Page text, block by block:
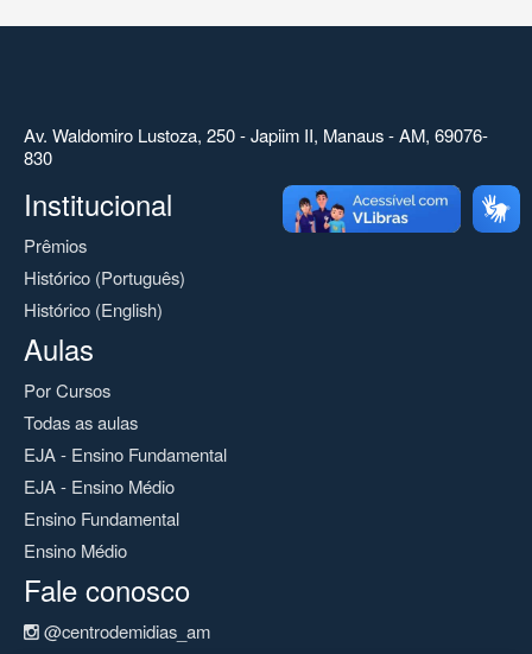
Av. Waldomiro Lustoza, 250 - Japiim II, Manaus - AM, 69076-
830
Institucional
Prêmios
Histórico (Português)
Histórico (English)
Aulas
Por Cursos
Todas as aulas
EJA - Ensino Fundamental
EJA - Ensino Médio
Ensino Fundamental
Ensino Médio
Fale conosco
@centrodemidias_am